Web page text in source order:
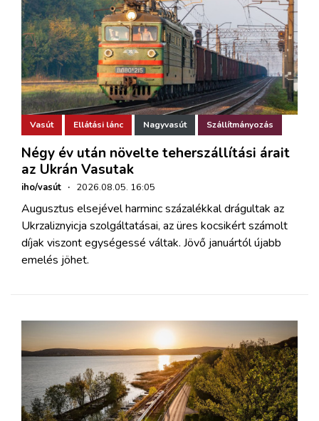
Vasút Ellátási lánc Nagyvasút Szállítmányozás
Négy év után növelte teherszállítási árait
az Ukrán Vasutak
iho/vasút · 2026.08.05. 16:05
Augusztus elsejével harminc százalékkal drágultak az
Ukrzaliznyicja szolgáltatásai, az üres kocsikért számolt
díjak viszont egységessé váltak. Jövő januártól újabb
emelés jöhet.